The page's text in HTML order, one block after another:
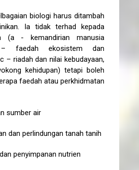
biologi harus ditambah
Ia tidak terhad kepada
(a - kemandirian manusia
faedah ekosistem dan
– riadah dan nilai kebudayaan,
kehidupan) tetapi boleh
faedah atau perkhidmatan
sumber air
dan perlindungan tanah tanih
penyimpanan nutrien